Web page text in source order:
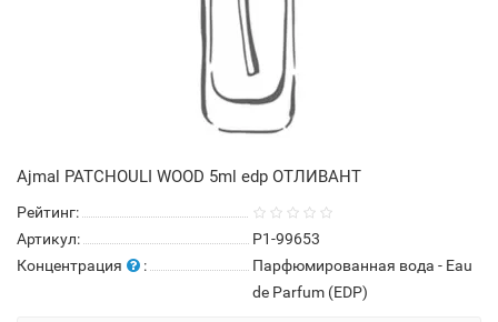
Ajmal PATCHOULI WOOD 5ml edp ОТЛИВАНТ
Рейтинг:
Артикул:
P1-99653
Концентрация
:
Парфюмированная вода - Eau
de Parfum (EDP)